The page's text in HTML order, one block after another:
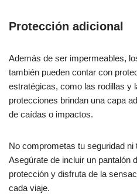
Protección adicional
Además de ser impermeables,
también pueden contar con
estratégicas, como las rodillas y
protecciones brindan una capa
de caídas o impactos.
No comprometas tu seguridad ni
Asegúrate de incluir un pantalón
protección y disfruta de la
cada viaje.